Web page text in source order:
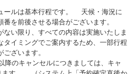
ールは基本行程です。 天候・海況に
番を前後させる場合がございます。
ない限り、すべての内容は実施いたしま
タイミングでご案内するため、一部行程
ざいます。
降のキャンセルにつきましては、キャ